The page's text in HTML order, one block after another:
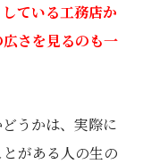
ている工務店か
さを見るのも一
うかは、実際に
がある人の生の